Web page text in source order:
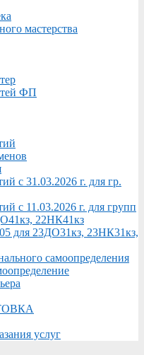
мастерства
ФП
с 31.03.2026 г. для гр.
с 11.03.2026 г. для групп
22НК41кз
для 23ДО31кз, 23НК31кз,
самоопределения
услуг